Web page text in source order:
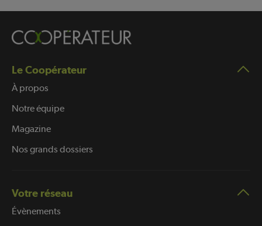
Le Coopérateur
À propos
Notre équipe
Magazine
Nos grands dossiers
Votre réseau
Évènements